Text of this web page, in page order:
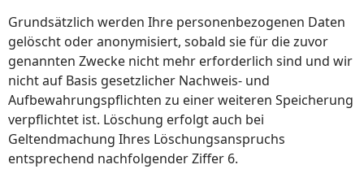
Grundsätzlich werden Ihre personenbezogenen Daten
gelöscht oder anonymisiert, sobald sie für die zuvor
genannten Zwecke nicht mehr erforderlich sind und wir
nicht auf Basis gesetzlicher Nachweis- und
Aufbewahrungspflichten zu einer weiteren Speicherung
verpflichtet ist. Löschung erfolgt auch bei
Geltendmachung Ihres Löschungsanspruchs
entsprechend nachfolgender Ziffer 6.